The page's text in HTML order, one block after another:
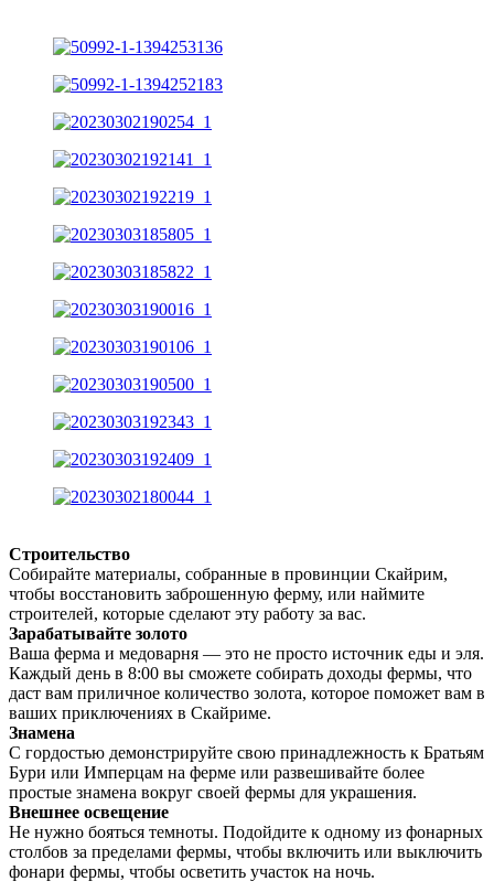
Строительство
Собирайте материалы, собранные в провинции Скайрим,
чтобы восстановить заброшенную ферму, или наймите
строителей, которые сделают эту работу за вас.
Зарабатывайте золото
Ваша ферма и медоварня — это не просто источник еды и эля.
Каждый день в 8:00 вы сможете собирать доходы фермы, что
даст вам приличное количество золота, которое поможет вам в
ваших приключениях в Скайриме.
Знамена
С гордостью демонстрируйте свою принадлежность к Братьям
Бури или Имперцам на ферме или развешивайте более
простые знамена вокруг своей фермы для украшения.
Внешнее освещение
Не нужно бояться темноты. Подойдите к одному из фонарных
столбов за пределами фермы, чтобы включить или выключить
фонари фермы, чтобы осветить участок на ночь.